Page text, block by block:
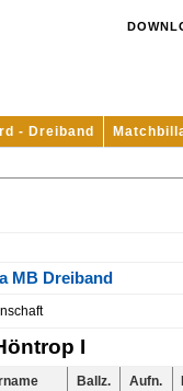
- Dreiband
MB Dreiband
I
Ballz. Aufn.